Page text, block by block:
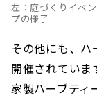
左：庭づくりイベ
プの様子
その他にも、ハ
開催されていま
家製ハーブティ